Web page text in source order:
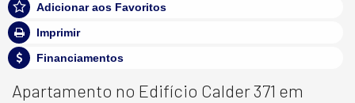
Adicionar aos Favoritos
Imprimir
Financiamentos
Apartamento no Edifício Calder 371 em